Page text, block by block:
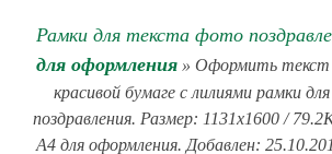
Рамки для текста фото
для оформления » Оформить текст
красивой бумаге с лилиями рамки
поздравления. Размер: 1131x1600 /
А4 для оформления. Добавлен: